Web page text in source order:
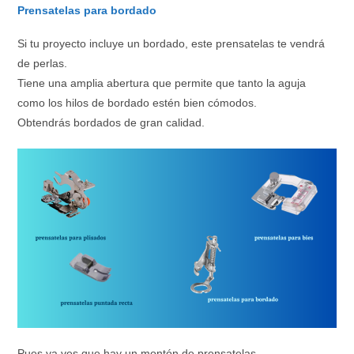
Prensatelas para bordado
Si tu proyecto incluye un bordado, este prensatelas te vendrá
de perlas.
Tiene una amplia abertura que permite que tanto la aguja
como los hilos de bordado estén bien cómodos.
Obtendrás bordados de gran calidad.